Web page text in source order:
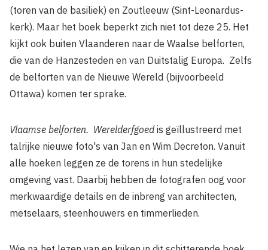
(toren van de basiliek) en Zoutleeuw (Sint-Leonardus­
kerk). Maar het boek beperkt zich niet tot deze 25. Het
kijkt ook buiten Vlaanderen naar de Waalse belforten,
die van de Hanzesteden en van Duitstalig Europa. Zelfs
de belforten van de Nieuwe Wereld (bijvoor­beeld
Ottawa) komen ter sprake.
Vlaamse belforten. Werelderfgoedis geïllus­treerd met
talrijke nieuwe foto's van Jan en Wim Decreton. Vanuit
alle hoeken leggen ze de torens in hun stedelijke
omgeving vast. Daarbij hebben de fotografen oog voor
merkwaardige details en de inbreng van architecten,
metselaars, steenhouwers en timmerlieden.